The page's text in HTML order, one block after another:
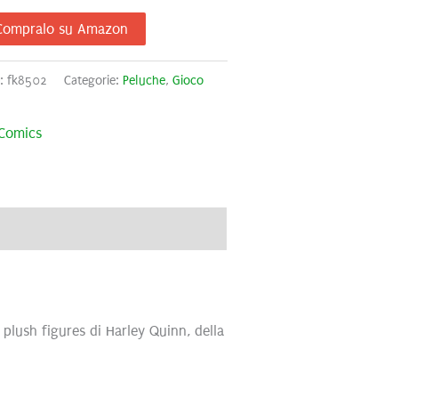
su Amazon
fk8502 Categorie: Peluche, Gioco
figures di Harley Quinn, della